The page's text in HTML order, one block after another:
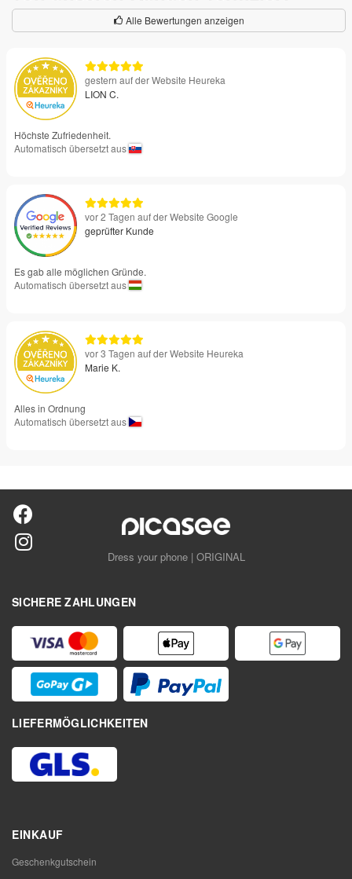
Alle Bewertungen anzeigen
gestern auf der Website Heureka
LION C.
Höchste Zufriedenheit.
Automatisch übersetzt aus
vor 2 Tagen auf der Website Google
geprüfter Kunde
Es gab alle möglichen Gründe.
Automatisch übersetzt aus
vor 3 Tagen auf der Website Heureka
Marie K.
Alles in Ordnung
Automatisch übersetzt aus
Dress your phone | ORIGINAL
SICHERE ZAHLUNGEN
LIEFERMÖGLICHKEITEN
EINKAUF
Geschenkgutschein